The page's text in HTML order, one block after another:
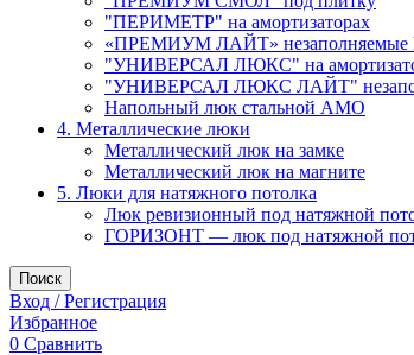
"ПЕРИМЕТР" на амортизаторах
«ПРЕМИУМ ЛАЙТ» незаполняемые
"УНИВЕРСАЛ ЛЮКС" на
"УНИВЕРСАЛ ЛЮКС ЛАЙТ"
Напольный люк стальной АМО
4. Металлические люки
Металлический люк на замке
Металлический люк на магните
5. Люки для натяжного потолка
Люк ревизионный под натяжной
ГОРИЗОНТ — люк под натяжной
Поиск
Вход / Регистрация
Избранное
0 Сравнить